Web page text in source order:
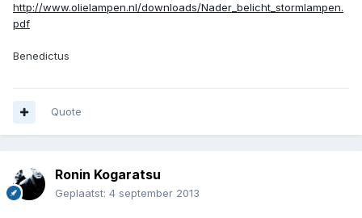
http://www.olielampen.nl/downloads/Nader_belicht_stormlampen.
pdf
Benedictus
Quote
Ronin Kogaratsu
Geplaatst: 4 september 2013